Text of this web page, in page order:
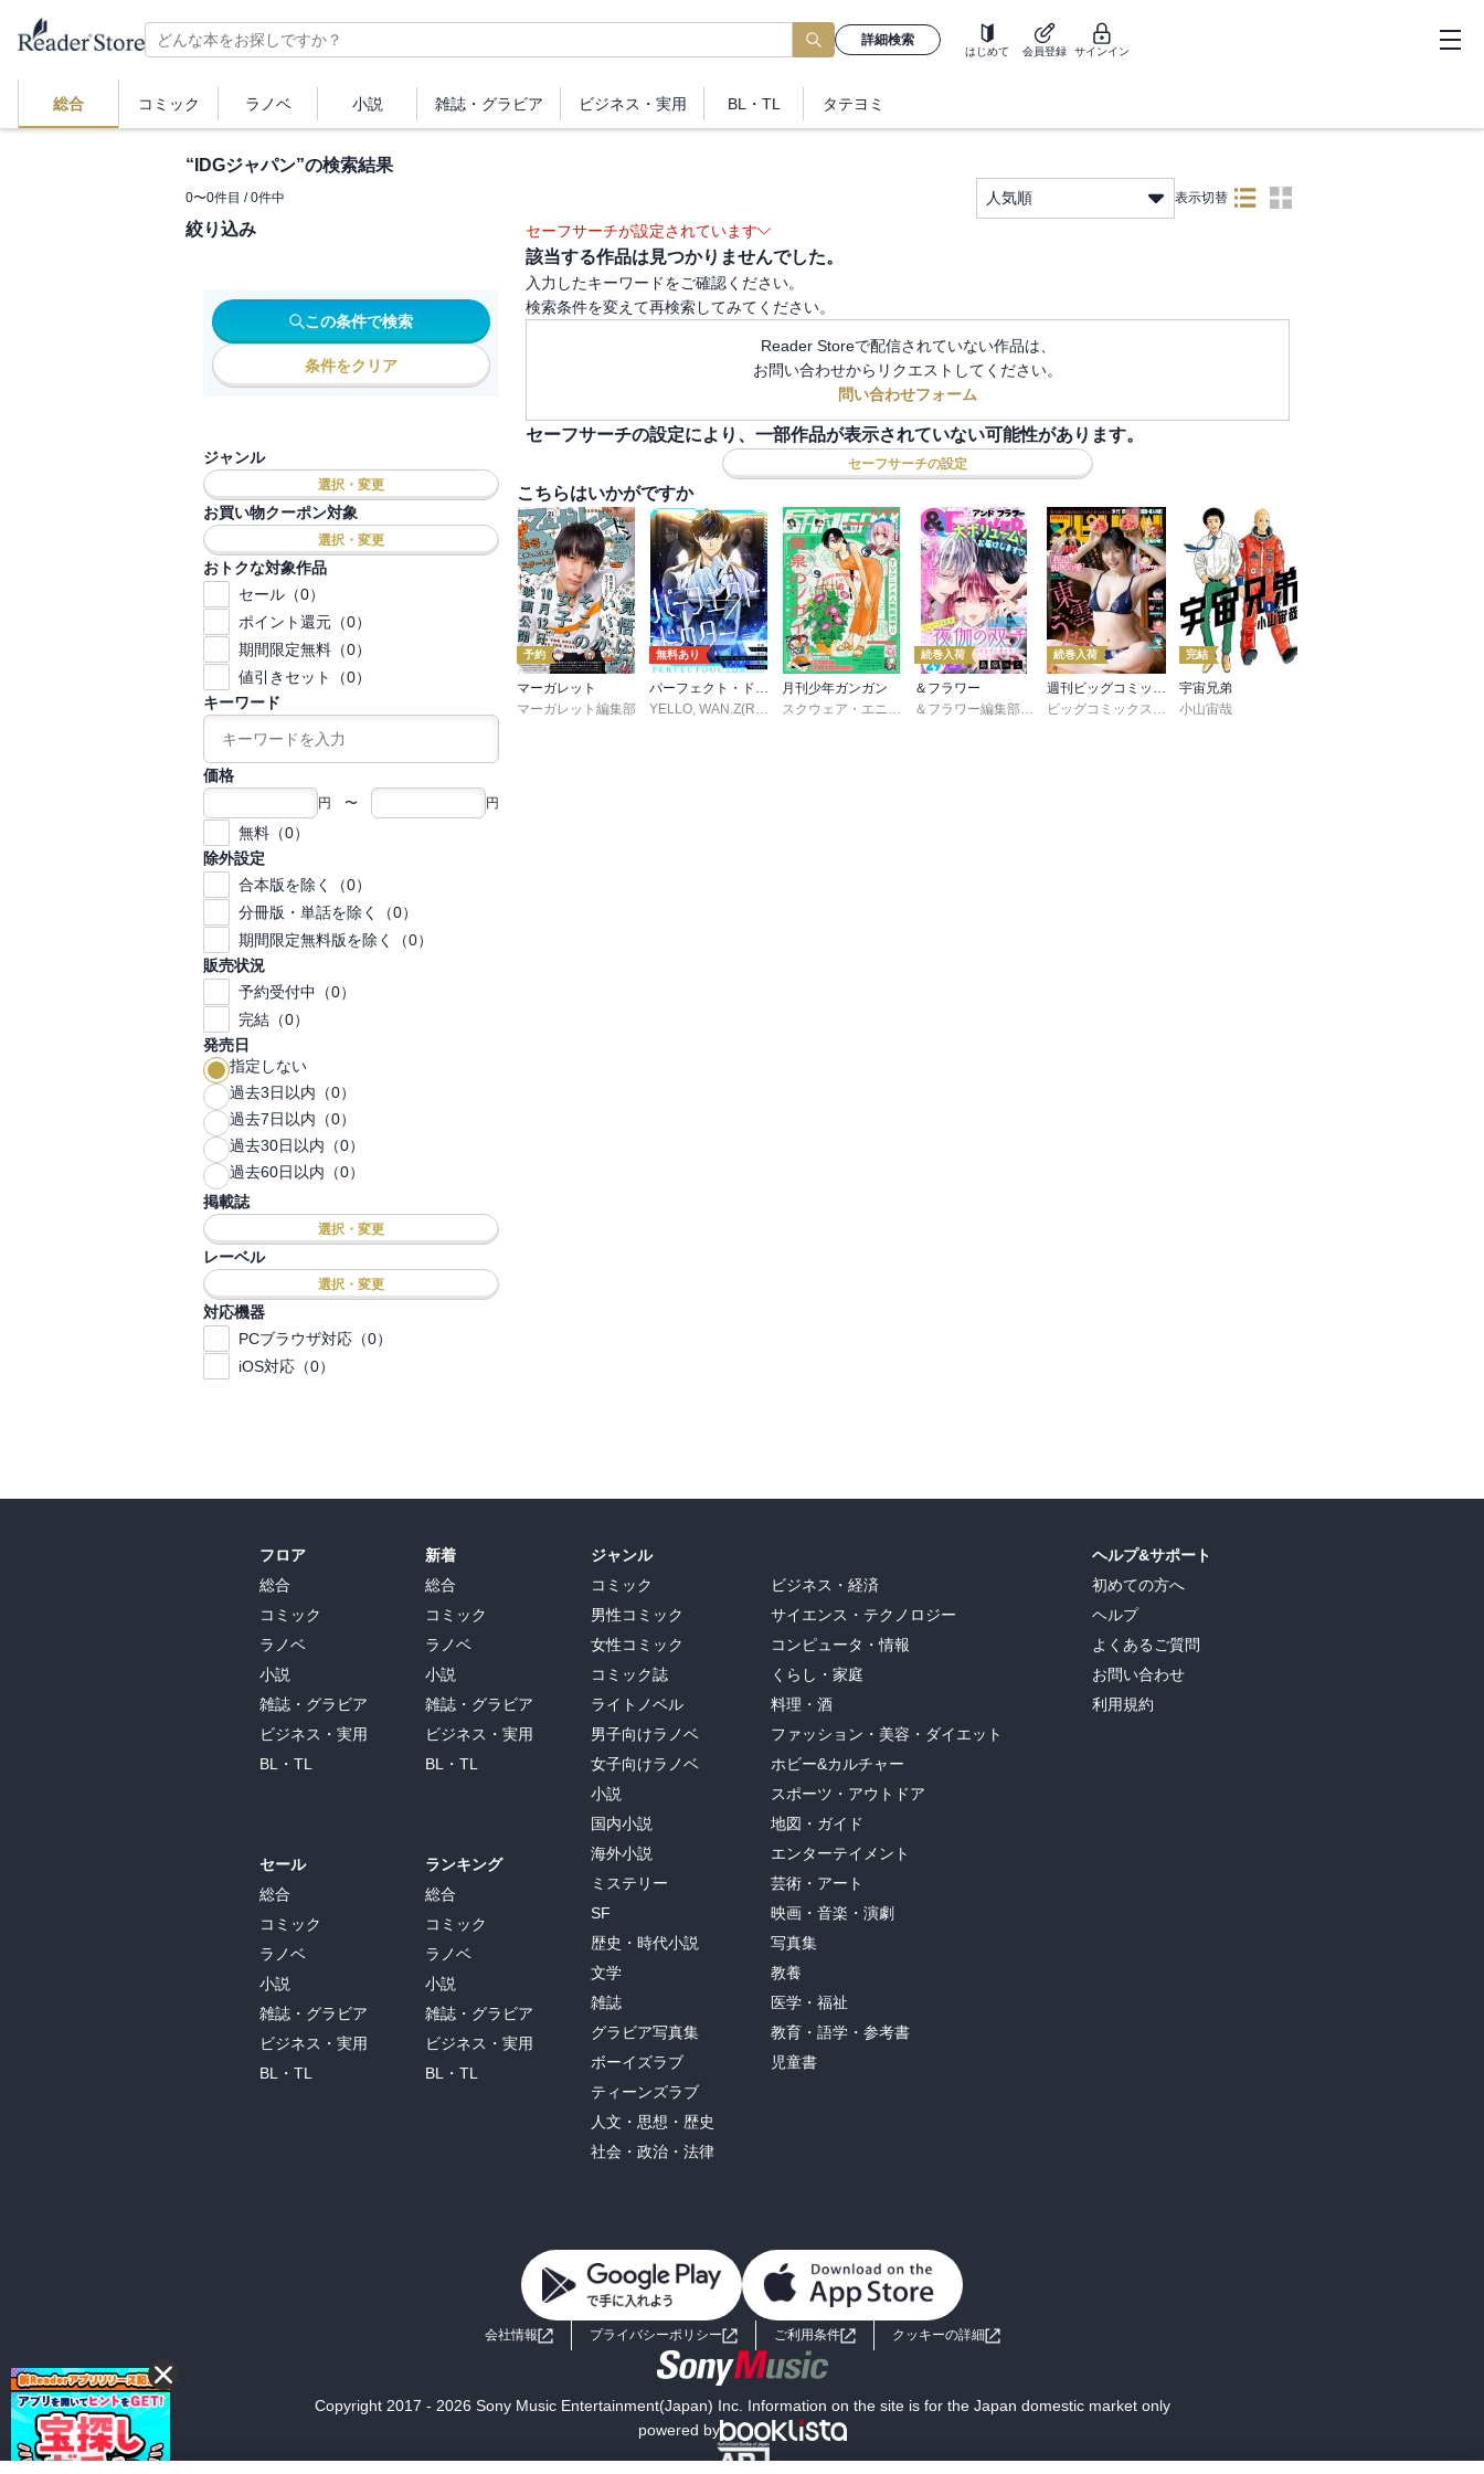
詳細検索
はじめて 会員登録 サインイン
総合 コミック ラノベ 小説 雑誌・ グラビア ビジネス ・実用 BL・TL タテヨミ
“ IDGジャパン”の検索結果
0〜0件目 / 0件中 人気順 表示切替
絞り込み
この条件で検索
条件をクリア
ジャンル
選択・変更
お買い物クーポン対象
選択・変更
おトクな対象作品
セール（0）
ポイント還元（0）
期間限定無料（0）
値引きセット（0）
キーワード
価格
円 〜 円
無料（0）
除外設定
合本版を除く（0）
分冊版・単話を除く（0）
期間限定無料版を除く（0）
販売状況
予約受付中（0）
完結（0）
発売日
指定しない
過去3日以内（0）
過去7日以内（0）
過去30日以内（0）
過去60日以内（0）
掲載誌
選択・変更
レーベル
選択・変更
対応機器
PCブラウザ対応（0）
iOS対応（0）
セーフサーチが設定されています
該当する作品は見つかりませんでした。
入力したキーワードをご確認ください。
検索条件を変えて再検索してみてください。
Reader Storeで配信されていない作品は、
お問い合わせからリクエストしてください。
問い合わせフォーム
セーフサーチの設定により、一部作品が表示されていない可能性があります。
セーフサーチの設定
こちらはいかがですか
予約
マーガレット
マーガレット編集部
無料あり
パーフェクト・ドクター【タテヨミ】
YELLO, WAN.Z(REDICE STUDIO) , MoeDal REDICE STUDIO
月刊少年ガンガン
スクウェア・エニックス
,荒川弘,鷹嶋大輔 葵梅太郎, 河添太一
続巻入荷
＆フラワー
＆フラワー編集部
,島袋ユミ,ましい柚茉,甘宮ちか,真村澪生
続巻入荷
週刊ビッグコミックスピリッツ
ビッグコミックスピリッツ編集部
完結
宇宙兄弟
小山宙哉
フロア
総合
コミック
ラノベ
小説
雑誌・グラビア
ビジネス・実用
BL・TL
セール
総合
コミック
ラノベ
小説
雑誌・グラビア
ビジネス・実用
BL・TL
新着
総合
コミック
ラノベ
小説
雑誌・グラビア
ビジネス・実用
BL・TL
ランキング
総合
コミック
ラノベ
小説
雑誌・グラビア
ビジネス・実用
BL・TL
ジャンル
コミック
男性コミック
女性コミック
コミック誌
ライトノベル
男子向けラノベ
女子向けラノベ
小説
国内小説
海外小説
ミステリー
SF
歴史・時代小説
文学
雑誌
グラビア写真集
ボーイズラブ
ティーンズラブ
人文・思想・歴史
社会・政治・法律
ビジネス・経済
サイエンス・テクノロジー
コンピュータ・情報
くらし・家庭
料理・酒
ファッション・美容・ダイエット
ホビー&カルチャー
スポーツ・アウトドア
地図・ガイド
エンターテイメント
芸術・アート
映画・音楽・演劇
写真集
教養
医学・福祉
教育・語学・参考書
児童書
ヘルプ&サポート
初めての方へ
ヘルプ
よくあるご質問
お問い合わせ
利用規約
会社情報 プライバシーポリシー ご利用条件 クッキーの詳細
Copyright 2017 - 2026 Sony Music Entertainment(Japan) Inc. Information on the site is for the Japan domestic market only
powered by